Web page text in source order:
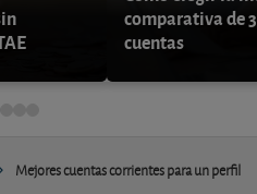
comparativa de
cuentas
Mejores cuentas corrientes para un perfil